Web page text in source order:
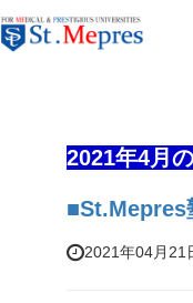
aaaaaaaaaa
ニュース＆コラム
2021年4月
■St.Mepres
2021年04月21